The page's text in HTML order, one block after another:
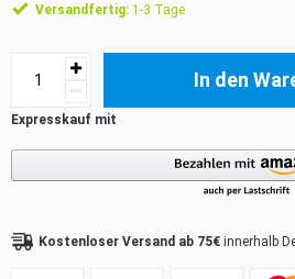
Versandfertig: 1-3 Tage
In den
Kostenloser Versand ab 75€ innerhalb